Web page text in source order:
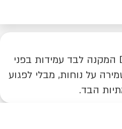
בד איכותי בציפוי DWR המקנה לבד עמידות בפני
על נוחות, מבלי לפגוע
הבד.